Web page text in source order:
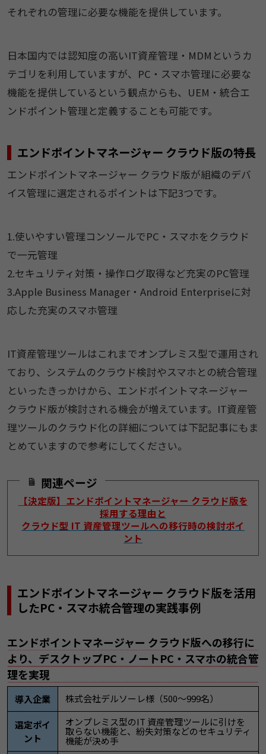
それぞれの管理に必要な機能を提供しています。
日本国内では認知度の高いIT資産管理・MDMというカ
テゴリを利用していますが、PC・スマホ管理に必要な
機能を提供しているという観点からも、UEM・統合エ
ンドポイント管理と定義することも可能です。
エンドポイントマネージャー クラウド版の特長
エンドポイントマネージャー クラウド版が組織のデバ
イス管理に選定されるポイントは下記3つです。
1.使いやすい管理コンソールでPC・スマホをクラウド
で一元管理
2.セキュリティ対策・操作ログ取得など充実のPC管理
3.Apple Business Manager・Android Enterpriseに対
応した充実のスマホ管理
IT資産管理ツールはこれまでオンプレミス型で運用され
ており、システムのクラウド検討やスマホとの統合管理
といったきっかけから、エンドポイントマネージャー
クラウド版が検討される機会が増えています。IT資産管
理ツールのクラウド化の詳細については下記記事にもま
とめていますので参考にしてください。
関連ページ
【決定版】エンドポイントマネージャー クラウド版を
採用する理由と
クラウド型 IT 資産管理ツールへの移行時の検討ポイ
ント
エンドポイントマネージャー クラウド版を活用
したPC・スマホ統合管理の実践事例
エンドポイントマネージャー クラウド版への移行に
より、デスクトップPC・ノートPC・スマホの統合管
理を実現
導入企業 株式会社デルソーレ様（500〜999名）
選定ポイ
ント
オンプレミス型のIT 資産管理ツールに引けを
取らない機能と、紛失対策などのセキュリティ
機能が決め手